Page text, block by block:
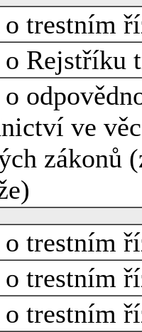
o trestním
Rejstříku
ve
zákonů
o trestním
o trestním
o trestním